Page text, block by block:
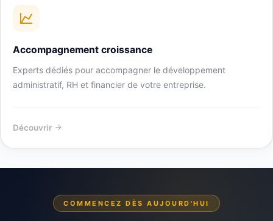
Accompagnement croissance
Experts dédiés pour accompagner le développement
administratif, RH et financier de votre entreprise.
Découvrir
COMMENCEZ DÈS AUJOURD'HUI